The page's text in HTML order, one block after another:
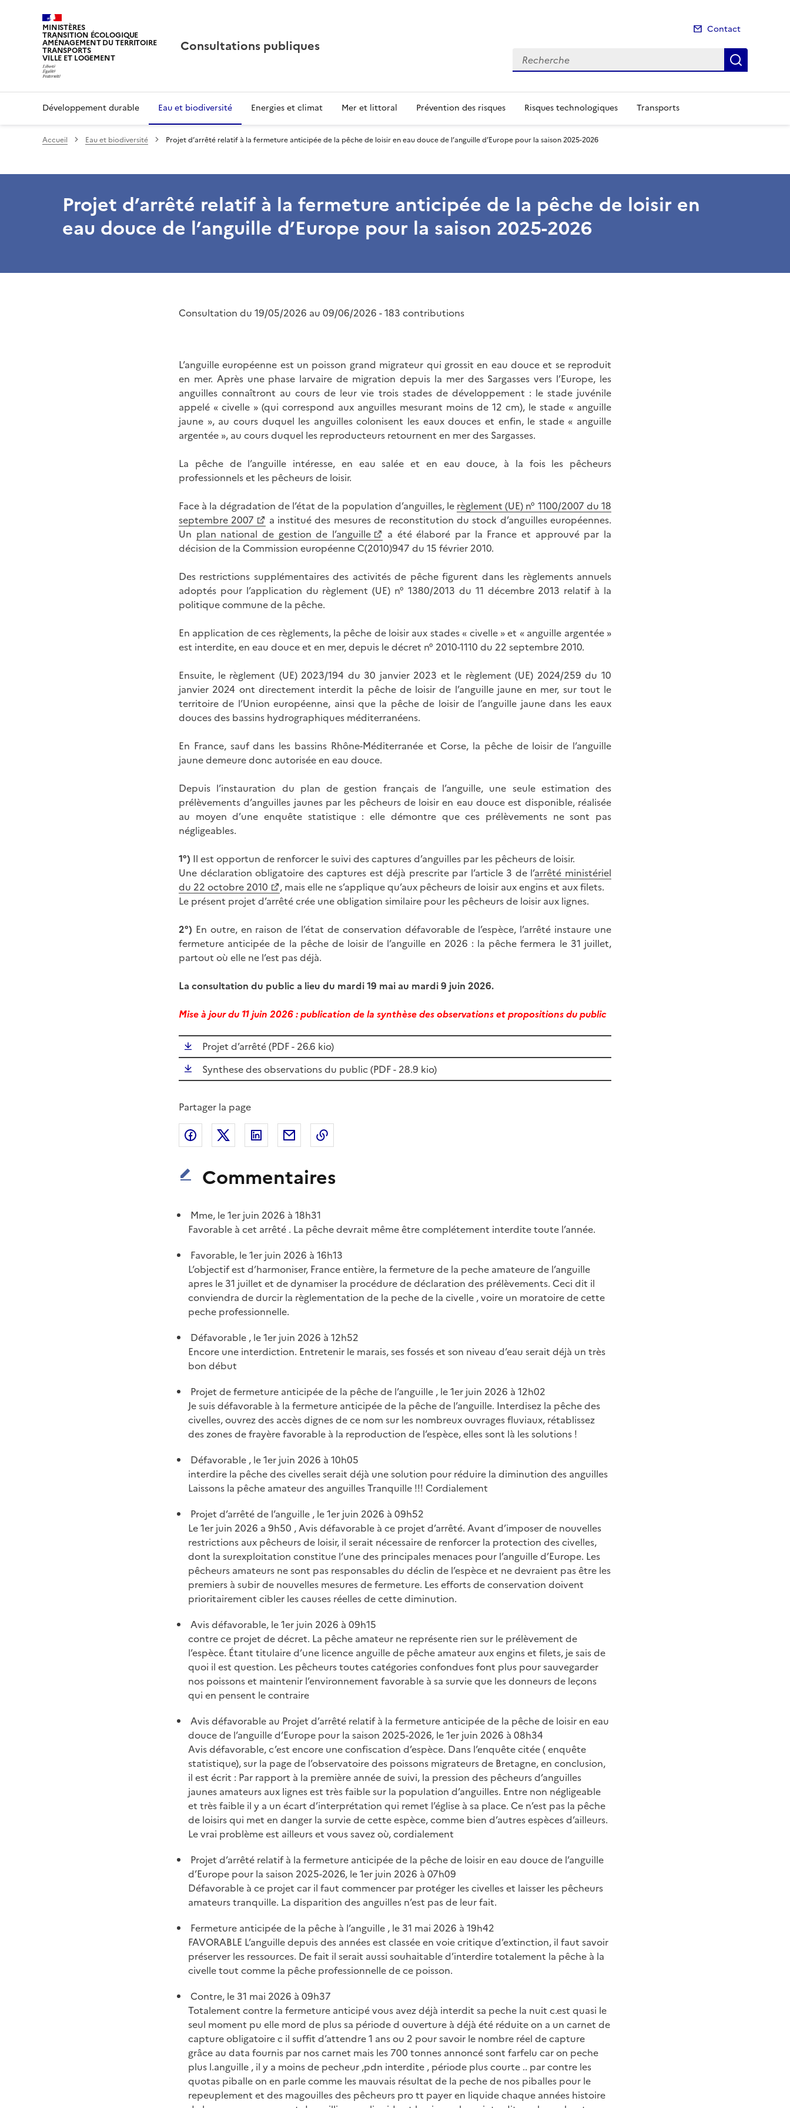
MINISTÈRES
TRANSITION ÉCOLOGIQUE
AMÉNAGEMENT DU TERRITOIRE
TRANSPORTS
VILLE ET LOGEMENT
Consultations publiques
Contact
Recherche
Développement durable Eau et biodiversité Energies et climat Mer et littoral Prévention des risques Risques technologiques Transports
Accueil Eau et biodiversité Projet d’arrêté relatif à la fermeture anticipée de la pêche de loisir en eau douce de l’anguille d’Europe pour la saison 2025-2026
Projet d’arrêté relatif à la fermeture anticipée de la pêche de loisir en
eau douce de l’anguille d’Europe pour la saison 2025-2026
Consultation du 19/05/2026 au 09/06/2026 - 183 contributions
L’anguille européenne est un poisson grand migrateur qui grossit en eau douce et se reproduit
en mer. Après une phase larvaire de migration depuis la mer des Sargasses vers l’Europe, les
anguilles connaîtront au cours de leur vie trois stades de développement : le stade juvénile
appelé « civelle » (qui correspond aux anguilles mesurant moins de 12 cm), le stade « anguille
jaune », au cours duquel les anguilles colonisent les eaux douces et enfin, le stade « anguille
argentée », au cours duquel les reproducteurs retournent en mer des Sargasses.
La pêche de l’anguille intéresse, en eau salée et en eau douce, à la fois les pêcheurs
professionnels et les pêcheurs de loisir.
Face à la dégradation de l’état de la population d’anguilles, le règlement (UE) n° 1100/2007 du 18
septembre 2007
a institué des mesures de reconstitution du stock d’anguilles européennes.
Un plan national de gestion de l’anguille
a été élaboré par la France et approuvé par la
décision de la Commission européenne C(2010)947 du 15 février 2010.
Des restrictions supplémentaires des activités de pêche figurent dans les règlements annuels
adoptés pour l’application du règlement (UE) n° 1380/2013 du 11 décembre 2013 relatif à la
politique commune de la pêche.
En application de ces règlements, la pêche de loisir aux stades « civelle » et « anguille argentée »
est interdite, en eau douce et en mer, depuis le décret n° 2010-1110 du 22 septembre 2010.
Ensuite, le règlement (UE) 2023/194 du 30 janvier 2023 et le règlement (UE) 2024/259 du 10
janvier 2024 ont directement interdit la pêche de loisir de l’anguille jaune en mer, sur tout le
territoire de l’Union européenne, ainsi que la pêche de loisir de l’anguille jaune dans les eaux
douces des bassins hydrographiques méditerranéens.
En France, sauf dans les bassins Rhône-Méditerranée et Corse, la pêche de loisir de l’anguille
jaune demeure donc autorisée en eau douce.
Depuis l’instauration du plan de gestion français de l’anguille, une seule estimation des
prélèvements d’anguilles jaunes par les pêcheurs de loisir en eau douce est disponible, réalisée
au moyen d’une enquête statistique : elle démontre que ces prélèvements ne sont pas
négligeables.
1°) Il est opportun de renforcer le suivi des captures d’anguilles par les pêcheurs de loisir.
Une déclaration obligatoire des captures est déjà prescrite par l’article 3 de l’arrêté ministériel
du 22 octobre 2010
, mais elle ne s’applique qu’aux pêcheurs de loisir aux engins et aux filets.
Le présent projet d’arrêté crée une obligation similaire pour les pêcheurs de loisir aux lignes.
2°) En outre, en raison de l’état de conservation défavorable de l’espèce, l’arrêté instaure une
fermeture anticipée de la pêche de loisir de l’anguille en 2026 : la pêche fermera le 31 juillet,
partout où elle ne l’est pas déjà.
La consultation du public a lieu du mardi 19 mai au mardi 9 juin 2026.
Mise à jour du 11 juin 2026 : publication de la synthèse des observations et propositions du public
Projet d’arrêté (PDF- 26.6 kio)
Synthese des observations du public (PDF- 28.9 kio)
Partager la page
Partager sur Facebook
Partager sur XPartager sur LinkedIn
Partager par email
Commentaires
Mme, le 1er juin 2026 à 18h31
Favorable à cet arrêté . La pêche devrait même être complétement interdite toute l’année.
Favorable, le 1er juin 2026 à 16h13
L’objectif est d’harmoniser, France entière, la fermeture de la peche amateure de l’anguille
apres le 31 juillet et de dynamiser la procédure de déclaration des prélèvements. Ceci dit il
conviendra de durcir la règlementation de la peche de la civelle , voire un moratoire de cette
peche professionnelle.
Défavorable , le 1er juin 2026 à 12h52
Encore une interdiction. Entretenir le marais, ses fossés et son niveau d’eau serait déjà un très
bon début
Projet de fermeture anticipée de la pêche de l’anguille , le 1er juin 2026 à 12h02
Je suis défavorable à la fermeture anticipée de la pêche de l’anguille. Interdisez la pêche des
civelles, ouvrez des accès dignes de ce nom sur les nombreux ouvrages fluviaux, rétablissez
des zones de frayère favorable à la reproduction de l’espèce, elles sont là les solutions !
Défavorable , le 1er juin 2026 à 10h05
interdire la pêche des civelles serait déjà une solution pour réduire la diminution des anguilles
Laissons la pêche amateur des anguilles Tranquille !!! Cordialement
Projet d’arrêté de l’anguille , le 1er juin 2026 à 09h52
Le 1er juin 2026 a 9h50 , Avis défavorable à ce projet d’arrêté. Avant d’imposer de nouvelles
restrictions aux pêcheurs de loisir, il serait nécessaire de renforcer la protection des civelles,
dont la surexploitation constitue l’une des principales menaces pour l’anguille d’Europe. Les
pêcheurs amateurs ne sont pas responsables du déclin de l’espèce et ne devraient pas être les
premiers à subir de nouvelles mesures de fermeture. Les efforts de conservation doivent
prioritairement cibler les causes réelles de cette diminution.
Avis défavorable, le 1er juin 2026 à 09h15
contre ce projet de décret. La pêche amateur ne représente rien sur le prélèvement de
l’espèce. Étant titulaire d’une licence anguille de pêche amateur aux engins et filets, je sais de
quoi il est question. Les pêcheurs toutes catégories confondues font plus pour sauvegarder
nos poissons et maintenir l’environnement favorable à sa survie que les donneurs de leçons
qui en pensent le contraire
Avis défavorable au Projet d’arrêté relatif à la fermeture anticipée de la pêche de loisir en eau
douce de l’anguille d’Europe pour la saison 2025-2026, le 1er juin 2026 à 08h34
Avis défavorable, c’est encore une confiscation d’espèce. Dans l’enquête citée ( enquête
statistique), sur la page de l’observatoire des poissons migrateurs de Bretagne, en conclusion,
il est écrit : Par rapport à la première année de suivi, la pression des pêcheurs d’anguilles
jaunes amateurs aux lignes est très faible sur la population d’anguilles. Entre non négligeable
et très faible il y a un écart d’interprétation qui remet l’église à sa place. Ce n’est pas la pêche
de loisirs qui met en danger la survie de cette espèce, comme bien d’autres espèces d’ailleurs.
Le vrai problème est ailleurs et vous savez où, cordialement
Projet d’arrêté relatif à la fermeture anticipée de la pêche de loisir en eau douce de l’anguille
d’Europe pour la saison 2025-2026, le 1er juin 2026 à 07h09
Défavorable à ce projet car il faut commencer par protéger les civelles et laisser les pêcheurs
amateurs tranquille. La disparition des anguilles n’est pas de leur fait.
Fermeture anticipée de la pêche à l’anguille , le 31 mai 2026 à 19h42
FAVORABLE L’anguille depuis des années est classée en voie critique d’extinction, il faut savoir
préserver les ressources. De fait il serait aussi souhaitable d’interdire totalement la pêche à la
civelle tout comme la pêche professionnelle de ce poisson.
Contre, le 31 mai 2026 à 09h37
Totalement contre la fermeture anticipé vous avez déjà interdit sa peche la nuit c.est quasi le
seul moment pu elle mord de plus sa période d ouverture à déjà été réduite on a un carnet de
capture obligatoire c il suffit d’attendre 1 ans ou 2 pour savoir le nombre réel de capture
grâce au data fournis par nos carnet mais les 700 tonnes annoncé sont farfelu car on peche
plus l.anguille , il y a moins de pecheur ,pdn interdite , période plus courte .. par contre les
quotas piballe on en parle comme les mauvais résultat de la peche de nos piballes pour le
repeuplement et des magouilles des pêcheurs pro tt payer en liquide chaque années histoire